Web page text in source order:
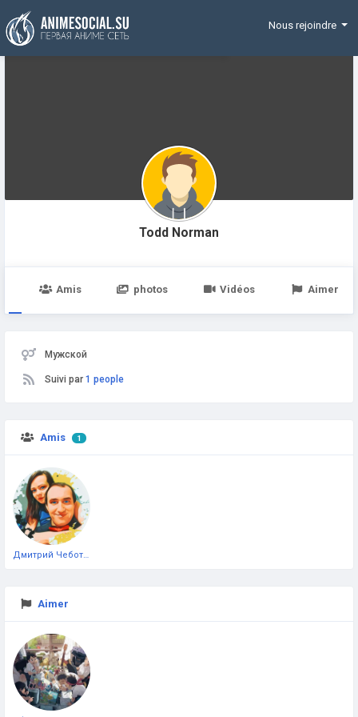
Funding
Nous rejoindre
Todd Norman
Amis photos Vidéos Aimer
Мужской
Suivi par 1 people
Amis 1
Aimer